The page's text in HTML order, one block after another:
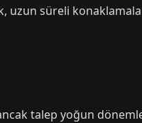
uzun süreli
talep yoğun